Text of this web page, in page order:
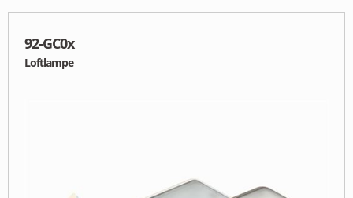
92-GC0x
Loftlampe